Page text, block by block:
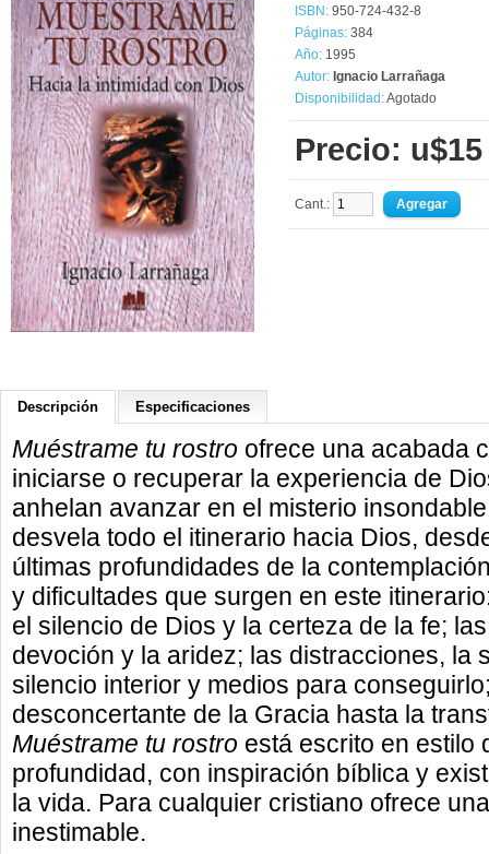
ISBN: 950-724-432-8
Páginas: 384
Año: 1995
Autor: Ignacio Larrañaga
Disponibilidad:Agotado
Precio: u$15
Cant.:
Descripción Especificaciones
Muéstrame tu rostro ofrece una acabada
iniciarse o recuperar la experiencia de
anhelan avanzar en el misterio
desvela todo el itinerario hacia Dios,
últimas profundidades de la
y dificultades que surgen en este
el silencio de Dios y la certeza de la fe;
devoción y la aridez; las distracciones, la
silencio interior y medios para
desconcertante de la Gracia hasta la
Muéstrame tu rostro está escrito en estilo
profundidad, con inspiración bíblica y
la vida. Para cualquier cristiano ofrece
inestimable.